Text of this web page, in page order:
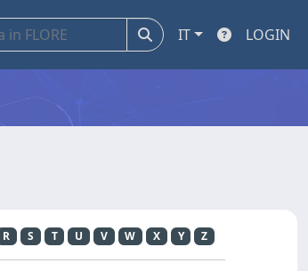
IT LOGIN
R S T U V W X Y Z